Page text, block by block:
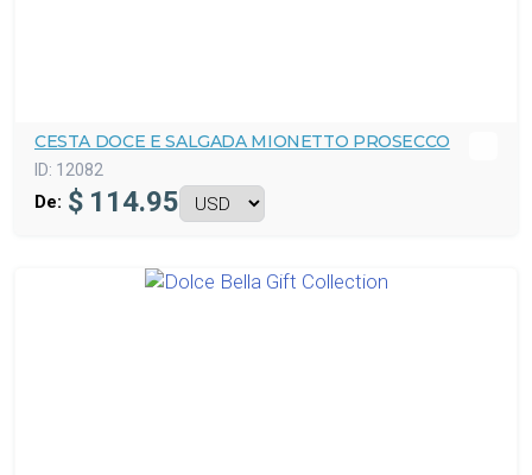
CESTA DOCE E SALGADA MIONETTO PROSECCO
ID: 12082
De: $ 114.95